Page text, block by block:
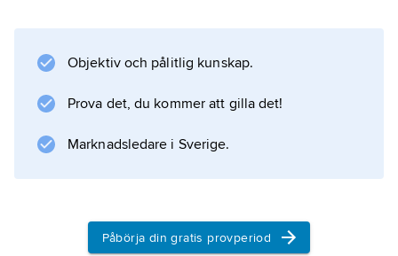
Information om artikeln
Objektiv och pålitlig kunskap.
Prova det, du kommer att gilla det!
Marknadsledare i Sverige.
Påbörja din gratis provperiod